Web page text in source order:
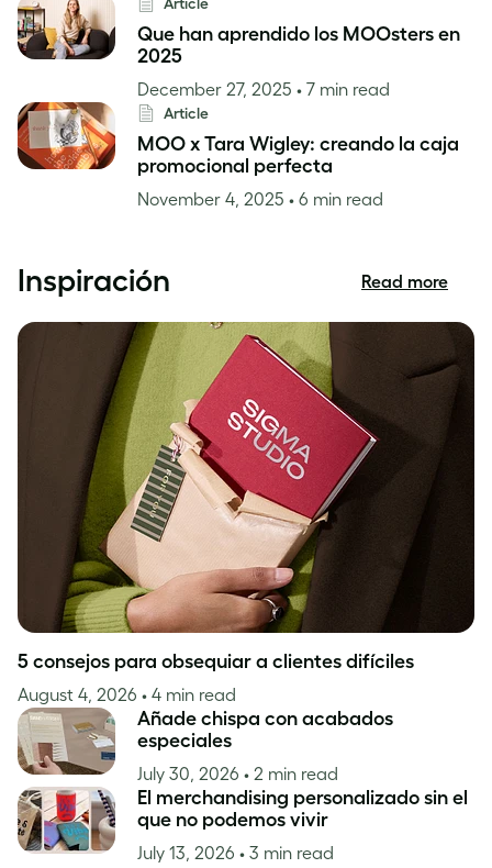
Que han aprendido los MOOsters en
2025
December 27, 2025 • 7 min read
Article
MOO x Tara Wigley: creando la caja
promocional perfecta
November 4, 2025 • 6 min read
Inspiración
Read more
5 consejos para obsequiar a clientes difíciles
August 4, 2026 • 4 min read
Añade chispa con acabados
especiales
July 30, 2026 • 2 min read
El merchandising personalizado sin el
que no podemos vivir
July 13, 2026 • 3 min read